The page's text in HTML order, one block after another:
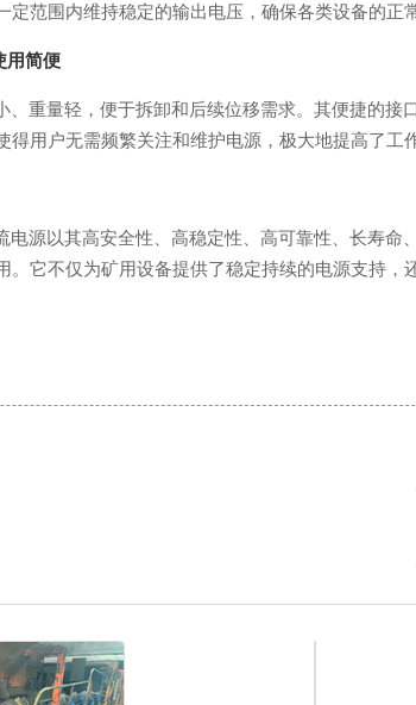
定范围内维持稳定的输出电压，确保各类设备的正
用简便
、重量轻，便于拆卸和后续位移需求。其便捷的接
得用户无需频繁关注和维护电源，极大地提高了工
电源以其高安全性、高稳定性、高可靠性、长寿命
。它不仅为矿用设备提供了稳定持续的电源支持